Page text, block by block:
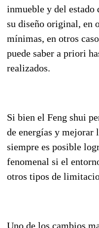
inmueble y del estado
su diseño original, en
mínimas, en otros
puede saber a priori
realizados.
Si bien el Feng shui
de energías y mejorar
siempre es posible
fenomenal si el
otros tipos de
Uno de los cambios